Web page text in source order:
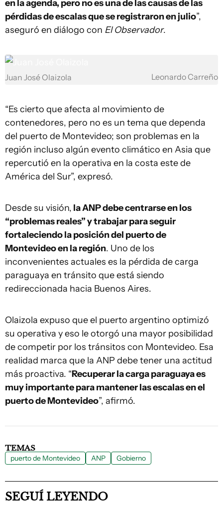
en la agenda, pero no es una de las causas de las
pérdidas de escalas que se registraron en julio”,
aseguró en diálogo con El Observador.
Juan José Olaizola Leonardo Carreño
“Es cierto que afecta al movimiento de
contenedores, pero no es un tema que dependa
del puerto de Montevideo; son problemas en la
región incluso algún evento climático en Asia que
repercutió en la operativa en la costa este de
América del Sur”, expresó.
Desde su visión, la ANP debe centrarse en los
“problemas reales” y trabajar para seguir
fortaleciendo la posición del puerto de
Montevideo en la región. Uno de los
inconvenientes actuales es la pérdida de carga
paraguaya en tránsito que está siendo
redireccionada hacia Buenos Aires.
Olaizola expuso que el puerto argentino optimizó
su operativa y eso le otorgó una mayor posibilidad
de competir por los tránsitos con Montevideo. Esa
realidad marca que la ANP debe tener una actitud
más proactiva. “Recuperar la carga paraguaya es
muy importante para mantener las escalas en el
puerto de Montevideo”, afirmó.
TEMAS
puerto de Montevideo ANP Gobierno
SEGUÍ LEYENDO